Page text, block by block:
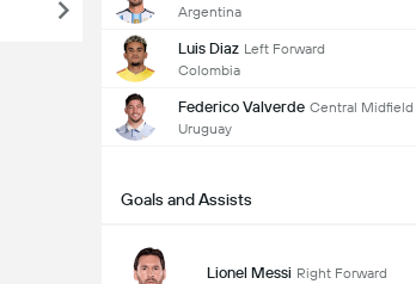
Argentina
Luis Diaz Left Forward
Colombia
Federico Valverde Central Midfield
Uruguay
Goals and Assists
Lionel Messi Right Forward